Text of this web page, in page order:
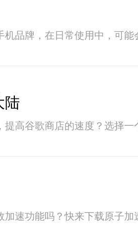
品牌，在日常使用中，可
陆
高谷歌商店的速度？选择
速功能吗？快来下载原子加